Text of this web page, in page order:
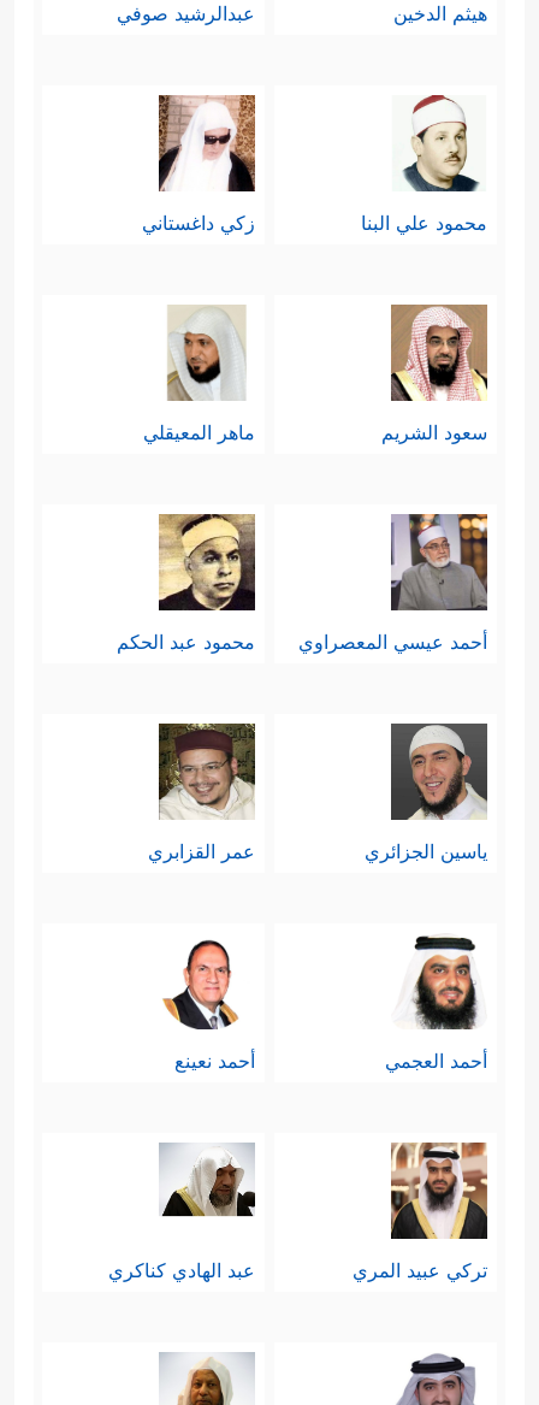
هيثم الدخين عبدالرشيد صوفي
محمود علي البنا زكي داغستاني
سعود الشريم ماهر المعيقلي
أحمد عيسي المعصراوي محمود عبد الحكم
ياسين الجزائري عمر القزابري
أحمد العجمي أحمد نعينع
تركي عبيد المري عبد الهادي كناكري